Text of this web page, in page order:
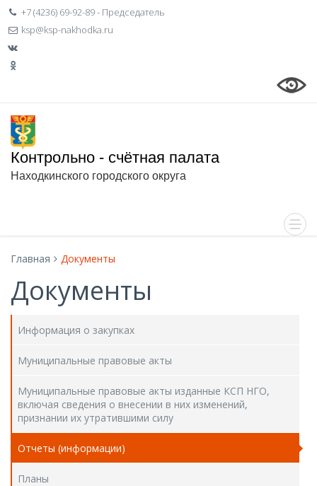
+7 (4236) 69-92-89 - Председатель
ksp@ksp-nakhodka.ru
Контрольно - счётная палата
Находкинского городского округа
Главная Документы
Документы
Информация о закупках
Муниципальные правовые акты
Муниципальные правовые акты изданные КСП НГО,
включая сведения о внесении в них изменений,
признании их утратившими силу
Отчеты (информации)
Планы